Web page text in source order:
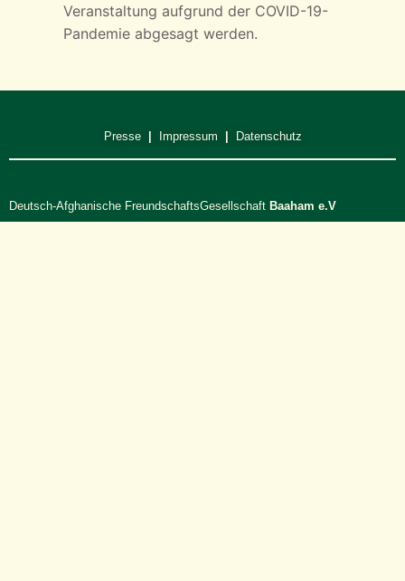
Veranstaltung aufgrund der COVID-19-
Pandemie abgesagt werden.
Presse| Impressum | Datenschutz
Deutsch-Afghanische FreundschaftsGesellschaft Baaham e.V